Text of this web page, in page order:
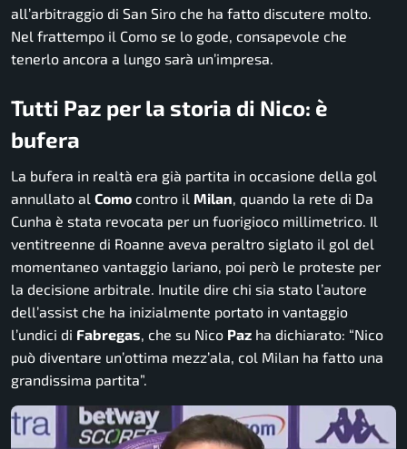
all’arbitraggio di San Siro che ha fatto discutere molto.
Nel frattempo il Como se lo gode, consapevole che
tenerlo ancora a lungo sarà un’impresa.
Tutti Paz per la storia di Nico: è
bufera
La bufera in realtà era già partita in occasione della gol
annullato al Como contro il Milan , quando la rete di Da
Cunha è stata revocata per un fuorigioco millimetrico. Il
ventitreenne di Roanne aveva peraltro siglato il gol del
momentaneo vantaggio lariano, poi però le proteste per
la decisione arbitrale. Inutile dire chi sia stato l’autore
dell’assist che ha inizialmente portato in vantaggio
l’undici di Fabregas , che su Nico Paz ha dichiarato: “Nico
può diventare un’ottima mezz’ala, col Milan ha fatto una
grandissima partita”.